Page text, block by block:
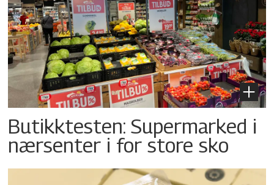
Butikktesten: Supermarked i
nærsenter i for store sko